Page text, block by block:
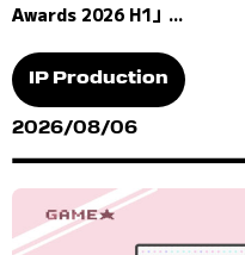
Awards 2026 H1」...
IP Production
2026/08/06